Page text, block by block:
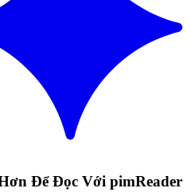
Để Đọc Với pimReader